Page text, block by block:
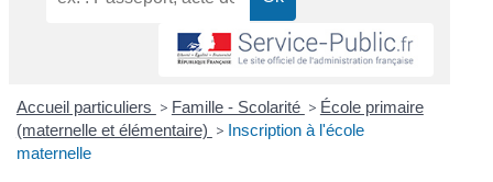
Accueil particuliers > Famille - Scolarité > École primaire
(maternelle et élémentaire) > Inscription à l'école
maternelle